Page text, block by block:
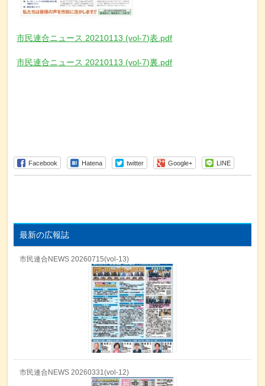
市民連合ニュース 20210113 (vol-7)表.pdf
市民連合ニュース 20210113 (vol-7)裏.pdf
Facebook Hatena twitter Google+ LINE
最新の広報誌
市民連合NEWS 20260715(vol-13)
市民連合NEWS 20260331(vol-12)